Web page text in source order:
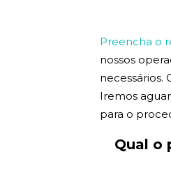
Preencha o
nossos
necessários.
Iremos
para o
Qual o